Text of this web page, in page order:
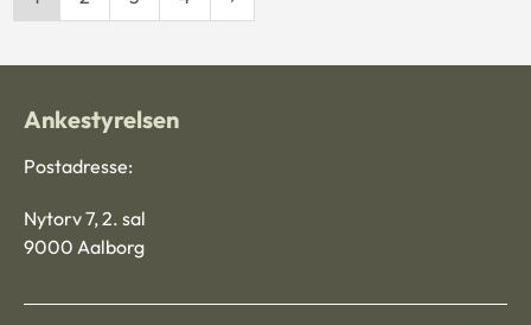
Ankestyrelsen
Postadresse:
Nytorv 7, 2. sal
9000 Aalborg